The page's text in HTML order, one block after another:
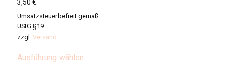
3,50€
Umsatzsteuerbefreit gemäß
UStG §19
zzgl.Versand
Ausführung wählen